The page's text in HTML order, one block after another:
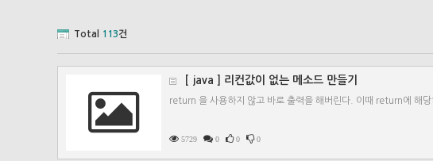
Total 113건
[ java ] 리컨값이 없는 메소드 만들기
return 을 사용하지 않고 바로 출력을 해버린다. 이때 return에
5729 0 0 0